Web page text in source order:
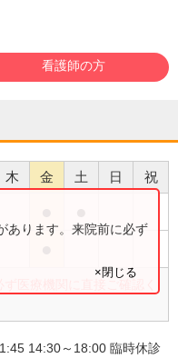
看護師の方
木 金 土 日 祝
医療機関に直接ご確認く
あります。来院前に必ず
×閉じる
14:30～18:00 臨時休診